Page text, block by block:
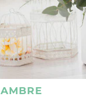
AMBRE